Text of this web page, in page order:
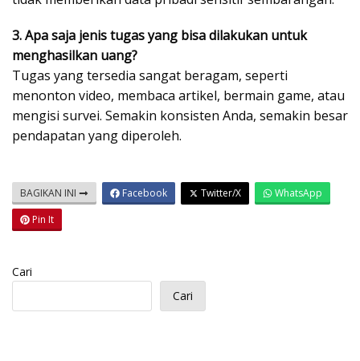
3. Apa saja jenis tugas yang bisa dilakukan untuk
menghasilkan uang?
Tugas yang tersedia sangat beragam, seperti
menonton video, membaca artikel, bermain game, atau
mengisi survei. Semakin konsisten Anda, semakin besar
pendapatan yang diperoleh.
BAGIKAN INI Facebook Twitter/X
WhatsApp
Pin It
Cari
Cari